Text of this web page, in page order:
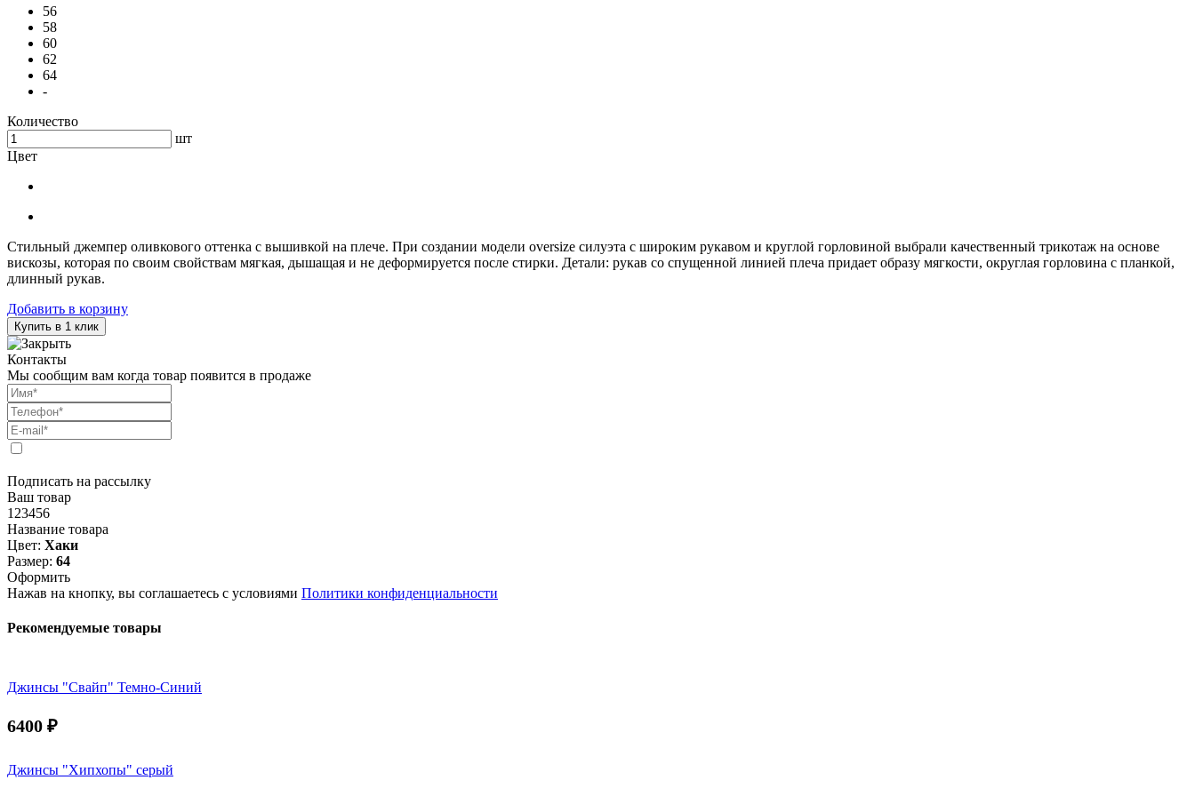
56
58
60
62
64
-
Количество
шт
Цвет
Стильный джемпер оливкового оттенка с вышивкой на плече. При создании модели oversize силуэта с широким рукавом и круглой горловиной выбрали качественный трикотаж на основе
вискозы, которая по своим свойствам мягкая, дышащая и не деформируется после стирки. Детали: рукав со спущенной линией плеча придает образу мягкости, округлая горловина с планкой,
длинный рукав.
Добавить в корзину
Купить в 1 клик
Контакты
Мы сообщим вам когда товар появится в продаже
Подписать на рассылку
Ваш товар
123456
Название товара
Цвет: Хаки
Размер: 64
Оформить
Нажав на кнопку, вы соглашаетесь с условиями Политики конфиденциальности
Рекомендуемые товары
Джинсы "Свайп" Темно-Синий
6400 ₽
Джинсы "Хипхопы" серый